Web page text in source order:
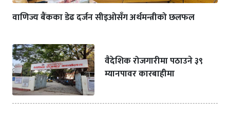
वाणिज्य बैंकका डेढ दर्जन सीइओसँग अर्थमन्त्रीको छलफल
वैदेशिक रोजगारीमा पठाउने ३९
म्यानपावर कारबाहीमा